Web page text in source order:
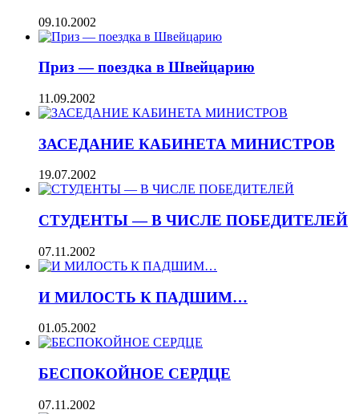
09.10.2002
Приз — поездка в Швейцарию
11.09.2002
ЗАСЕДАНИЕ КАБИНЕТА МИНИСТРОВ
19.07.2002
СТУДЕНТЫ — В ЧИСЛЕ ПОБЕДИТЕЛЕЙ
07.11.2002
И МИЛОСТЬ К ПАДШИМ…
01.05.2002
БЕСПОКОЙНОЕ СЕРДЦЕ
07.11.2002